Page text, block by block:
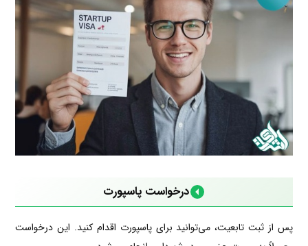
درخواست پاسپورت
پس از ثبت تابعیت، می‌توانید برای پاسپورت اقدام کنید. این درخواست